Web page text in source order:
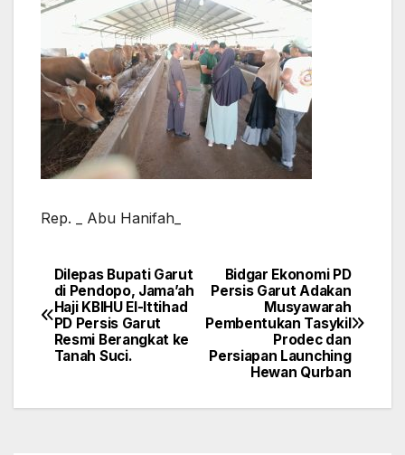
Rep. _ Abu Hanifah_
Navigasi
pos
Bidgar Ekonomi PD
Persis Garut Adakan
Musyawarah
Pembentukan Tasykil
Prodec dan
Persiapan Launching
Hewan Qurban
Dilepas Bupati Garut
di Pendopo, Jama’ah
Haji KBIHU El-Ittihad
PD Persis Garut
Resmi Berangkat ke
Tanah Suci.